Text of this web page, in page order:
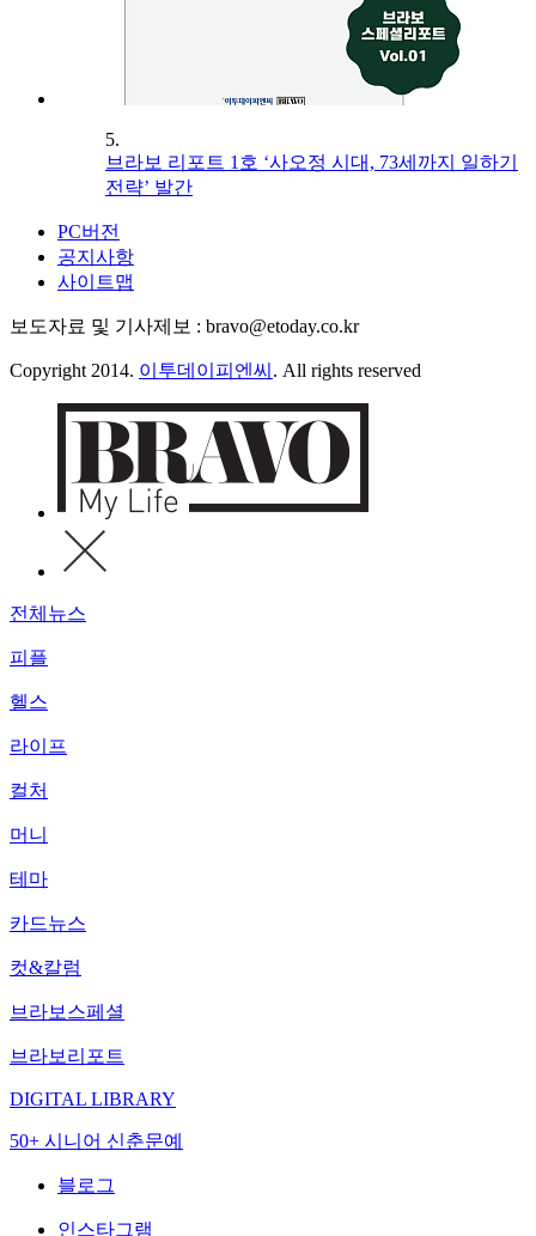
5.
브라보 리포트 1호 ‘사오정 시대, 73세까지 일하기
전략’ 발간
PC버전
공지사항
사이트맵
보도자료 및 기사제보 : bravo@etoday.co.kr
Copyright 2014. 이투데이피엔씨 . All rights reserved
전체뉴스
피플
헬스
라이프
컬처
머니
테마
카드뉴스
컷&칼럼
브라보스페셜
브라보리포트
DIGITAL LIBRARY
50+ 시니어 신춘문예
블로그
인스타그램